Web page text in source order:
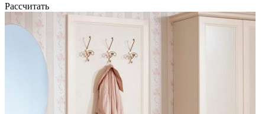
Рассчитать